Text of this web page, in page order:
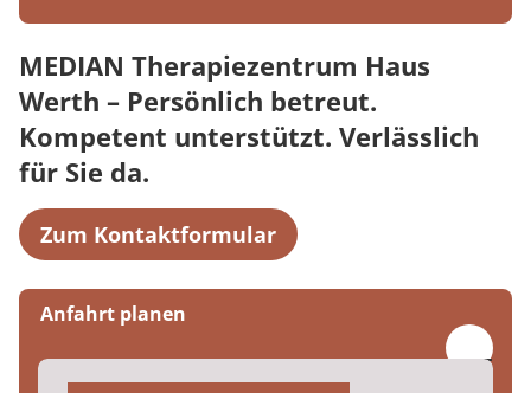
MEDIAN Therapiezentrum Haus
Werth – Persönlich betreut.
Kompetent unterstützt. Verlässlich
für Sie da.
Zum Kontaktformular
Anfahrt planen